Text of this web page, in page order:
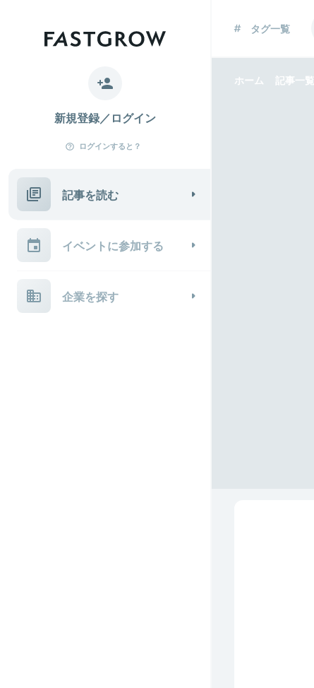
新規登録／ログイン
ログインすると？
記事を読む
イベントに参加する
企業を探す
タグ一覧
ホーム 記事一覧